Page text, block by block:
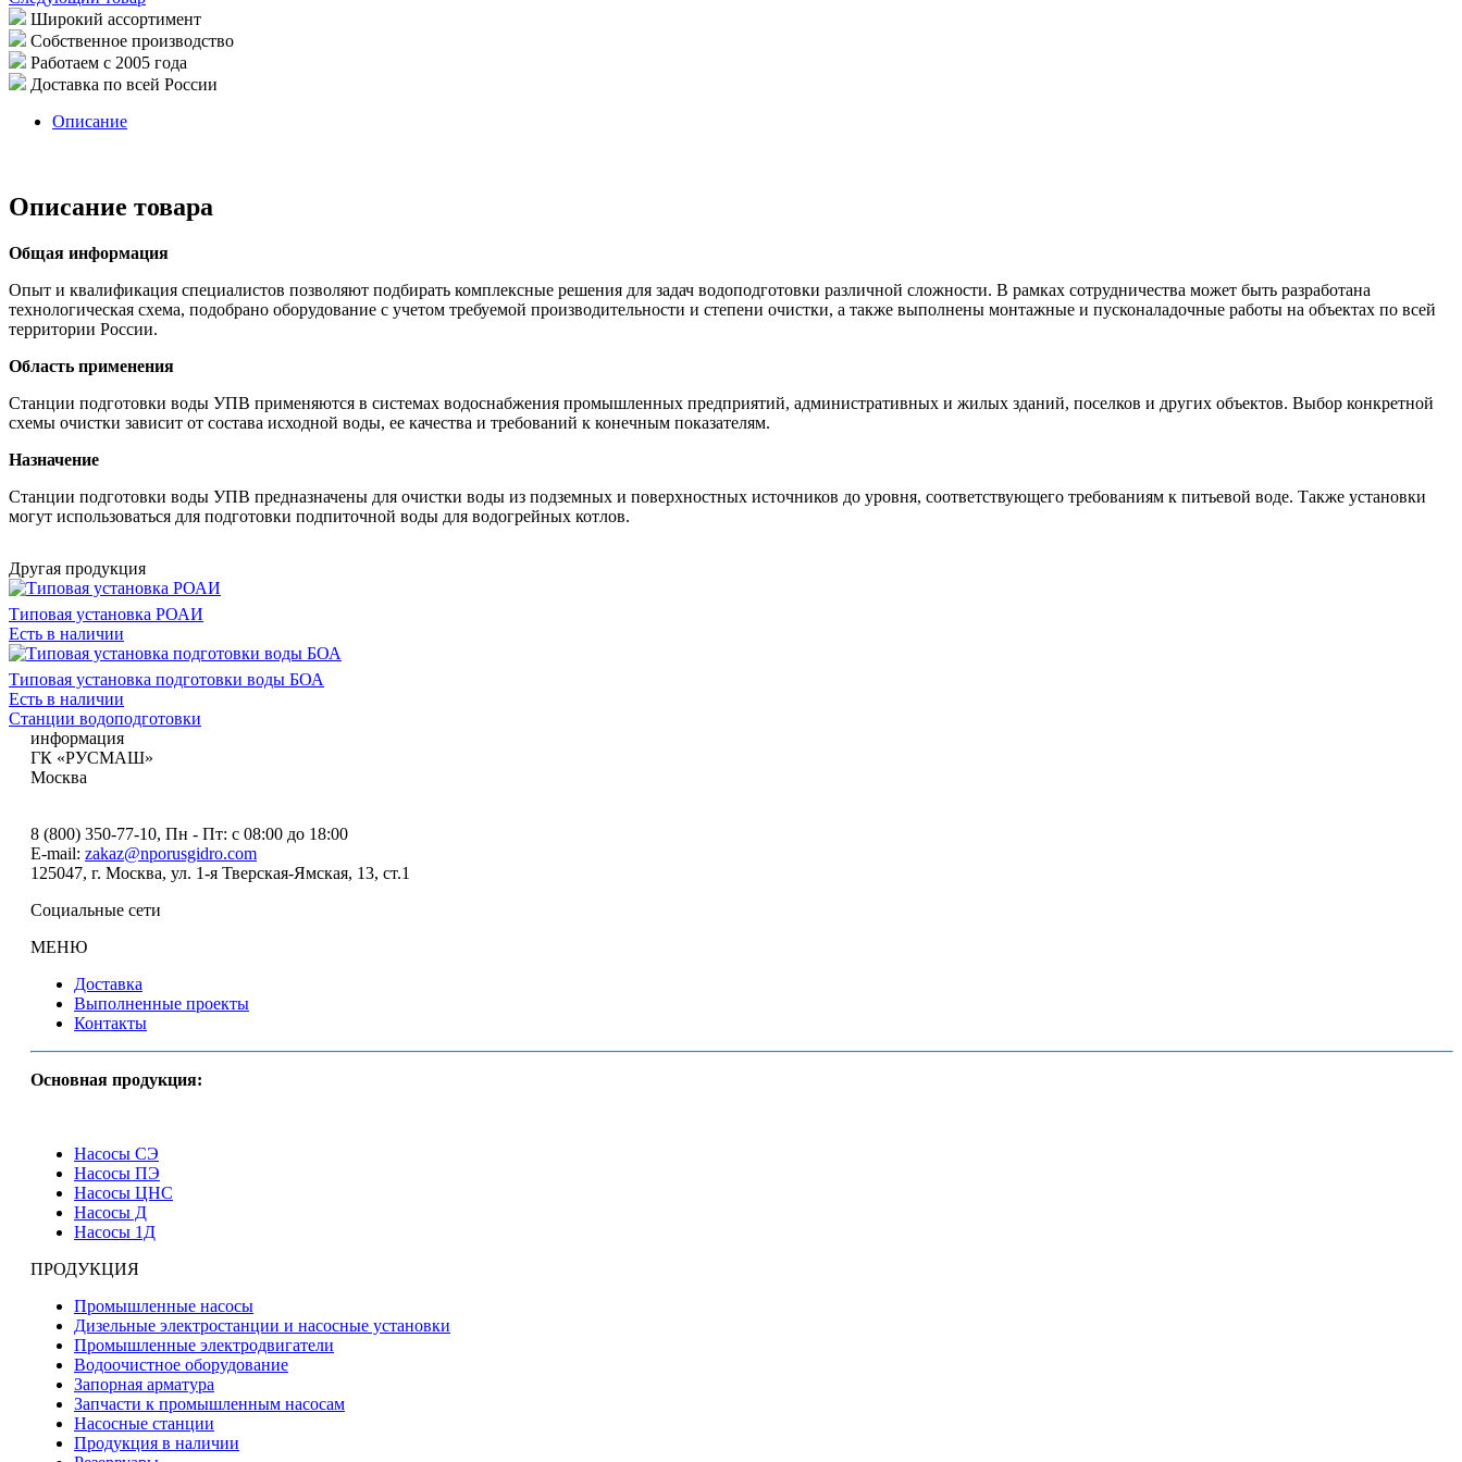
Широкий ассортимент
Собственное производство
Работаем с 2005 года
Доставка по всей России
Описание
Описание товара
Общая информация
Опыт и квалификация специалистов позволяют подбирать комплексные решения для задач водоподготовки различной сложности. В рамках сотрудничества может быть разработана
технологическая схема, подобрано оборудование с учетом требуемой производительности и степени очистки, а также выполнены монтажные и пусконаладочные работы на объектах по всей
территории России.
Область применения
Станции подготовки воды УПВ применяются в системах водоснабжения промышленных предприятий, административных и жилых зданий, поселков и других объектов. Выбор конкретной
схемы очистки зависит от состава исходной воды, ее качества и требований к конечным показателям.
Назначение
Станции подготовки воды УПВ предназначены для очистки воды из подземных и поверхностных источников до уровня, соответствующего требованиям к питьевой воде. Также установки
могут использоваться для подготовки подпиточной воды для водогрейных котлов.
Другая продукция
Типовая установка РОАИ
Есть в наличии
Типовая установка подготовки воды БОА
Есть в наличии
Станции водоподготовки
информация
ГК «РУСМАШ»
Москва
8 (800) 350-77-10, Пн - Пт: с 08:00 до 18:00
E-mail: zakaz@nporusgidro.com
125047, г. Москва, ул. 1-я Тверская-Ямская, 13, ст.1
Социальные сети
МЕНЮ
Доставка
Выполненные проекты
Контакты
Основная продукция:
Насосы СЭ
Насосы ПЭ
Насосы ЦНС
Насосы Д
Насосы 1Д
ПРОДУКЦИЯ
Промышленные насосы
Дизельные электростанции и насосные установки
Промышленные электродвигатели
Водоочистное оборудование
Запорная арматура
Запчасти к промышленным насосам
Насосные станции
Продукция в наличии